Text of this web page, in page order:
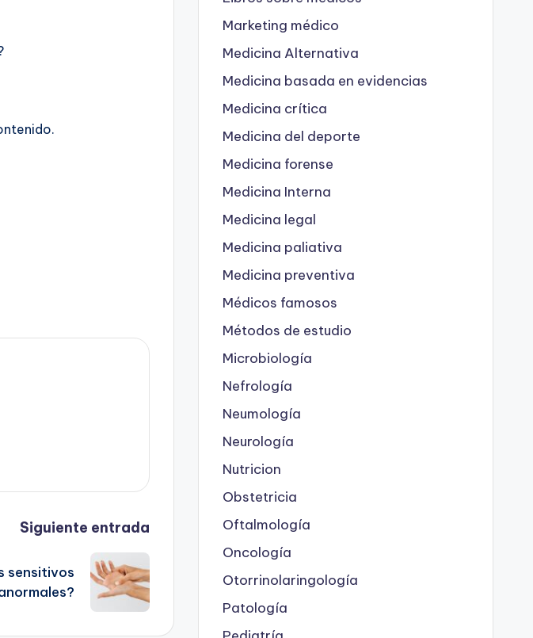
Siguiente entrada
sensitivos
Marketing médico
Medicina Alternativa
Medicina basada en evidencias
Medicina crítica
Medicina del deporte
Medicina forense
Medicina Interna
Medicina legal
Medicina paliativa
Medicina preventiva
Médicos famosos
Métodos de estudio
Microbiología
Nefrología
Neumología
Neurología
Nutricion
Obstetricia
Oftalmología
Oncología
Otorrinolaringología
Patología